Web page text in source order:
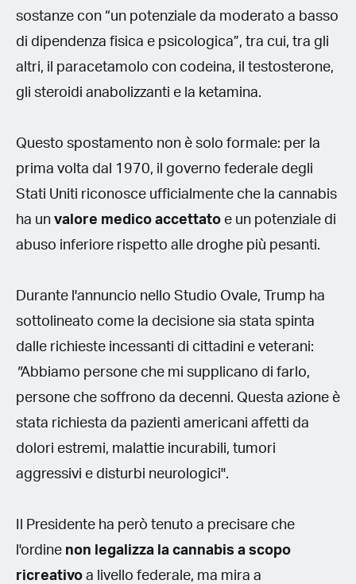
sostanze con “un potenziale da moderato a basso
di dipendenza fisica e psicologica”, tra cui, tra gli
altri, il paracetamolo con codeina, il testosterone,
gli steroidi anabolizzanti e la ketamina.
Questo spostamento non è solo formale: per la
prima volta dal 1970, il governo federale degli
Stati Uniti riconosce ufficialmente che la cannabis
ha un valore medico accettato e un potenziale di
abuso inferiore rispetto alle droghe più pesanti.
Durante l'annuncio nello Studio Ovale, Trump ha
sottolineato come la decisione sia stata spinta
dalle richieste incessanti di cittadini e veterani:
"Abbiamo persone che mi supplicano di farlo,
persone che soffrono da decenni. Questa azione è
stata richiesta da pazienti americani affetti da
dolori estremi, malattie incurabili, tumori
aggressivi e disturbi neurologici".
Il Presidente ha però tenuto a precisare che
l'ordine non legalizza la cannabis a scopo
ricreativo a livello federale, ma mira a